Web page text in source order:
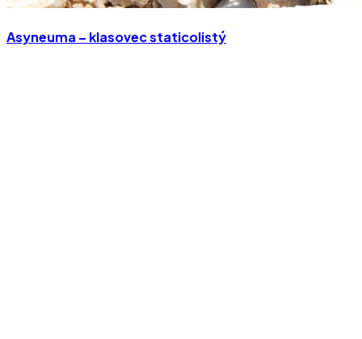
Asyneuma – klasovec staticolistý